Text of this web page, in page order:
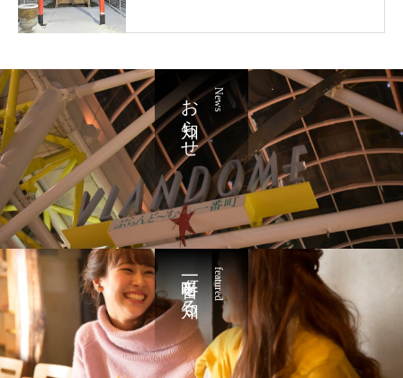
News
お知らせ
featured
一番町を知る